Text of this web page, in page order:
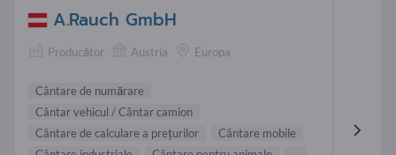
A.Rauch GmbH
Producător Austria Europa
Cântare de numărare
Cântar vehicul / Cântar camion
Cântare de calculare a prețurilor
Cântare mobile